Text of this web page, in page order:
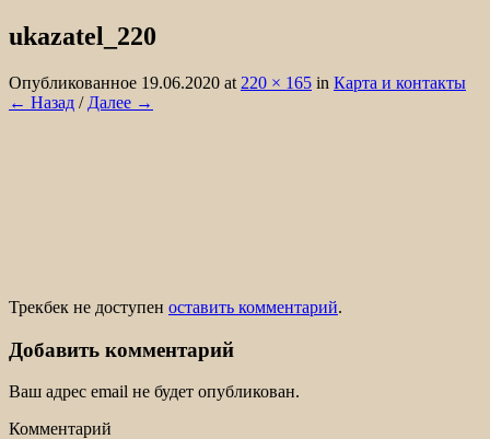
Организация охоты на лося, кабана,
медведя в охотничьем хозяйстве Белые
Колки.
ukazatel_220
Опубликованное 19.06.2020 at 220 × 165 in Карта и контакты
← Назад / Далее →
Трекбек не доступен оставить комментарий.
Добавить комментарий
Ваш адрес email не будет опубликован.
Комментарий